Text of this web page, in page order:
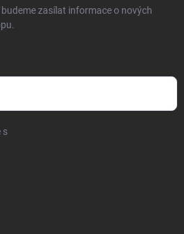
zasílat informace o nových
s